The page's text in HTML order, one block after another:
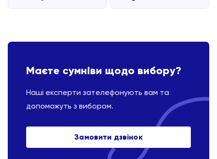
Маєте сумніви щодо вибору?
Наші експерти зателефонують вам та
допоможуть з вибором.
Замовити дзвінок